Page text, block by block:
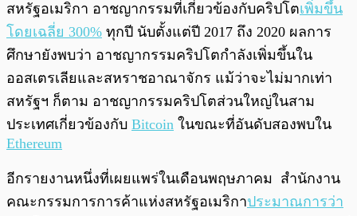
สหรัฐอเมริกา อาชญากรรมที่เกี่ยวข้องกับคริปโตเพิ่มขึ้น
โดยเฉลี่ย 300% ทุกปี นับตั้งแต่ปี 2017 ถึง 2020 ผลการ
ศึกษายังพบว่า อาชญากรรมคริปโตกำลังเพิ่มขึ้นใน
ออสเตรเลียและสหราชอาณาจักร แม้ว่าจะไม่มากเท่า
สหรัฐฯ ก็ตาม อาชญากรรมคริปโตส่วนใหญ่ในสาม
ประเทศเกี่ยวข้องกับ Bitcoin ในขณะที่อันดับสองพบใน
Ethereum
อีกรายงานหนึ่งที่เผยแพร่ในเดือนพฤษภาคม สำนักงาน
คณะกรรมการการค้าแห่งสหรัฐอเมริกาประมาณการว่า